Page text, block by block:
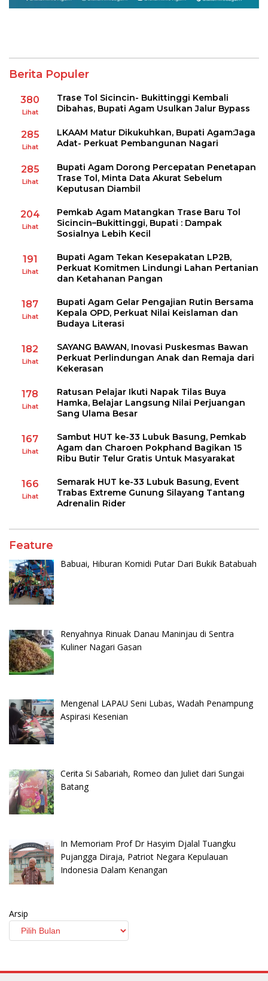
Berita Populer
380
Lihat
Trase Tol Sicincin- Bukittinggi Kembali
Dibahas, Bupati Agam Usulkan Jalur Bypass
285
Lihat
LKAAM Matur Dikukuhkan, Bupati Agam:Jaga
Adat- Perkuat Pembangunan Nagari
285
Lihat
Bupati Agam Dorong Percepatan Penetapan
Trase Tol, Minta Data Akurat Sebelum
Keputusan Diambil
204
Lihat
Pemkab Agam Matangkan Trase Baru Tol
Sicincin–Bukittinggi, Bupati : Dampak
Sosialnya Lebih Kecil
191
Lihat
Bupati Agam Tekan Kesepakatan LP2B,
Perkuat Komitmen Lindungi Lahan Pertanian
dan Ketahanan Pangan
187
Lihat
Bupati Agam Gelar Pengajian Rutin Bersama
Kepala OPD, Perkuat Nilai Keislaman dan
Budaya Literasi
182
Lihat
SAYANG BAWAN, Inovasi Puskesmas Bawan
Perkuat Perlindungan Anak dan Remaja dari
Kekerasan
178
Lihat
Ratusan Pelajar Ikuti Napak Tilas Buya
Hamka, Belajar Langsung Nilai Perjuangan
Sang Ulama Besar
167
Lihat
Sambut HUT ke-33 Lubuk Basung, Pemkab
Agam dan Charoen Pokphand Bagikan 15
Ribu Butir Telur Gratis Untuk Masyarakat
166
Lihat
Semarak HUT ke-33 Lubuk Basung, Event
Trabas Extreme Gunung Silayang Tantang
Adrenalin Rider
Feature
Babuai, Hiburan Komidi Putar Dari Bukik Batabuah
Renyahnya Rinuak Danau Maninjau di Sentra
Kuliner Nagari Gasan
Mengenal LAPAU Seni Lubas, Wadah Penampung
Aspirasi Kesenian
Cerita Si Sabariah, Romeo dan Juliet dari Sungai
Batang
In Memoriam Prof Dr Hasyim Djalal Tuangku
Pujangga Diraja, Patriot Negara Kepulauan
Indonesia Dalam Kenangan
Arsip